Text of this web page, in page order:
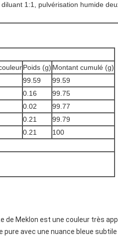
1:1, pulvérisation humide
Poids (g) Montant cumulé (g)
99.59
99.59
0.16
99.75
0.02
99.77
0.21
99.79
0.21
100
de Meklon est une couleur très
avec une nuance bleue